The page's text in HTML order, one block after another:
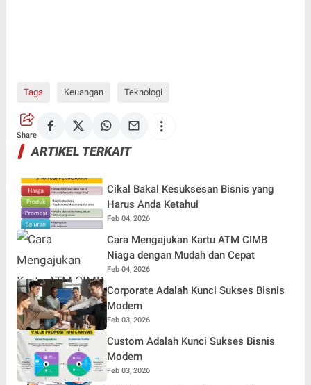
Tags Keuangan Teknologi
Share
ARTIKEL TERKAIT
Cikal Bakal Kesuksesan Bisnis yang
Harus Anda Ketahui
Feb 04, 2026
Cara Mengajukan Kartu ATM CIMB
Niaga dengan Mudah dan Cepat
Feb 04, 2026
Corporate Adalah Kunci Sukses Bisnis
Modern
Feb 03, 2026
Custom Adalah Kunci Sukses Bisnis
Modern
Feb 03, 2026